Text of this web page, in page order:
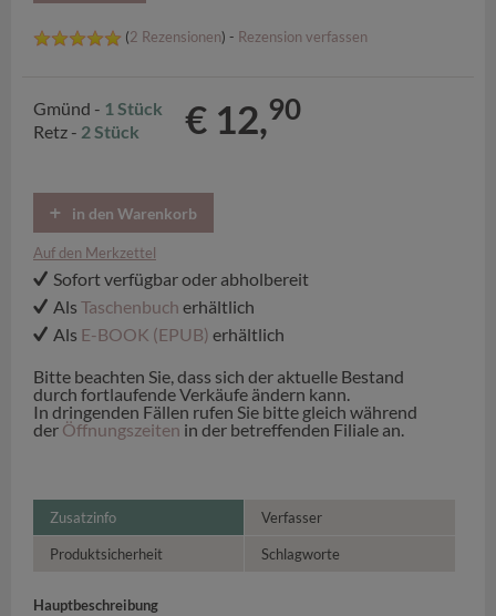
(2 Rezensionen) - Rezension verfassen
Gmünd - 1 Stück
Retz - 2 Stück € 12,90
in den Warenkorb
Auf den Merkzettel
Sofort verfügbar oder abholbereit
Als Taschenbuch erhältlich
Als E-BOOK (EPUB) erhältlich
Bitte beachten Sie, dass sich der aktuelle Bestand
durch fortlaufende Verkäufe ändern kann.
In dringenden Fällen rufen Sie bitte gleich während
der Öffnungszeiten in der betreffenden Filiale an.
Zusatzinfo Verfasser
Produktsicherheit Schlagworte
Hauptbeschreibung